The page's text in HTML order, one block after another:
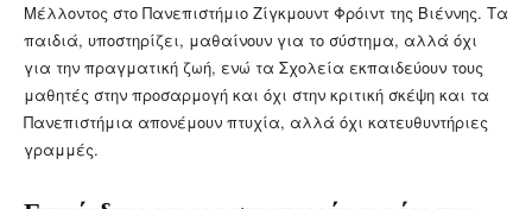
Μέλλοντος στο Πανεπιστήμιο Ζίγκμουντ Φρόιντ της Βιέννης. Τα
παιδιά, υποστηρίζει, μαθαίνουν για το σύστημα, αλλά όχι
για την πραγματική ζωή, ενώ τα Σχολεία εκπαιδεύουν τους
μαθητές στην προσαρμογή και όχι στην κριτική σκέψη και τα
Πανεπιστήμια απονέμουν πτυχία, αλλά όχι κατευθυντήριες
γραμμές.